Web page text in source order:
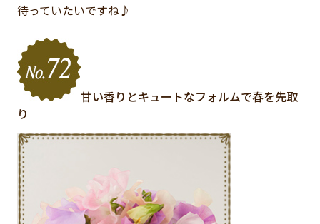
待っていたいですね♪
甘い香りとキュートなフォルムで春を先取
り